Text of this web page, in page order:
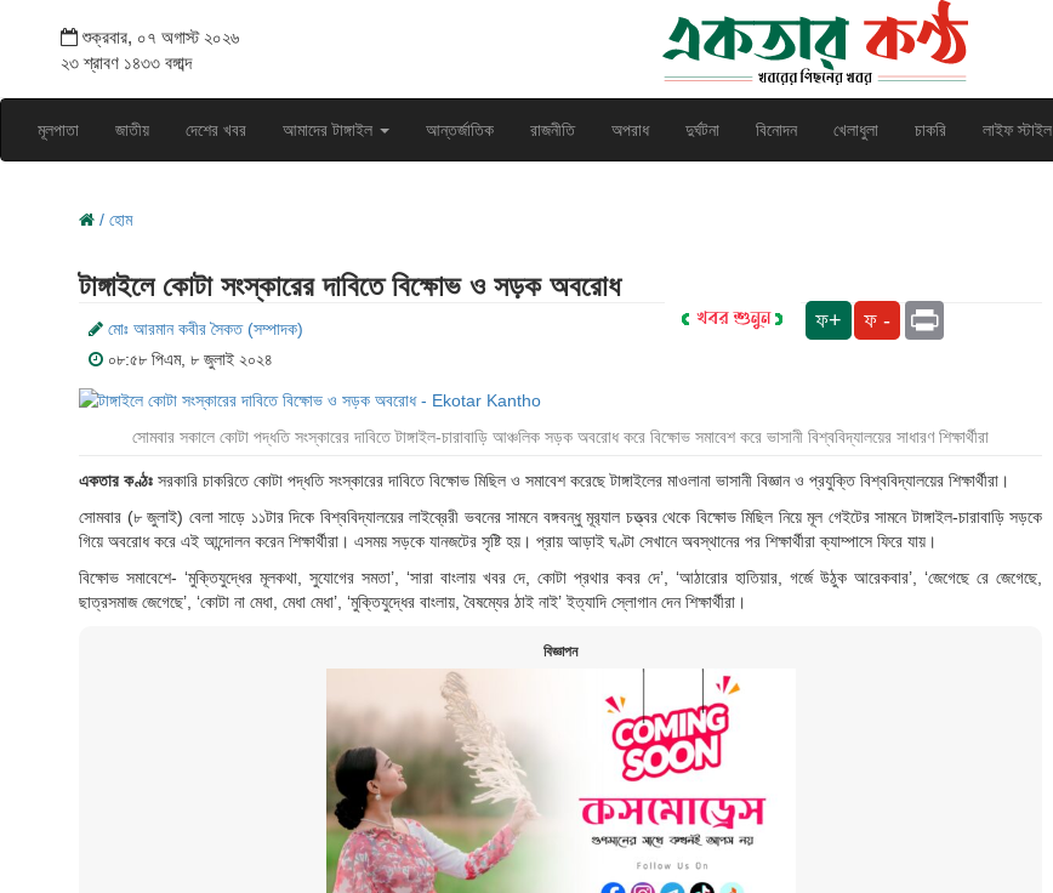
শুক্রবার, ০৭ অগাস্ট ২০২৬
২৩ শ্রাবণ ১৪৩৩ বঙ্গাব্দ
মূলপাতা জাতীয় দেশের খবর আমাদের টাঙ্গাইল আন্তর্জাতিক রাজনীতি অপরাধ দুর্ঘটনা বিনোদন খেলাধুলা চাকরি লাইফ স্টাইল
/ হোম
টাঙ্গাইলে কোটা সংস্কারের দাবিতে বিক্ষোভ ও সড়ক অবরোধ
মোঃ আরমান কবীর সৈকত (সম্পাদক)
০৮:৫৮ পিএম, ৮ জুলাই ২০২৪
ফ+ ফ - Print
সোমবার সকালে কোটা পদ্ধতি সংস্কারের দাবিতে টাঙ্গাইল-চারাবাড়ি আঞ্চলিক সড়ক অবরোধ করে বিক্ষোভ সমাবেশ করে ভাসানী বিশ্ববিদ্যালয়ের সাধারণ শিক্ষার্থীরা
একতার কণ্ঠঃ সরকারি চাকরিতে কোটা পদ্ধতি সংস্কারের দাবিতে বিক্ষোভ মিছিল ও সমাবেশ করেছে টাঙ্গাইলের মাওলানা ভাসানী বিজ্ঞান ও প্রযুক্তি বিশ্ববিদ্যালয়ের শিক্ষার্থীরা।
সোমবার (৮ জুলাই) বেলা সাড়ে ১১টার দিকে বিশ্ববিদ্যালয়ের লাইব্রেরী ভবনের সামনে বঙ্গবন্ধু মূর‌্যাল চত্ত্বর থেকে বিক্ষোভ মিছিল নিয়ে মূল গেইটের সামনে টাঙ্গাইল-চারাবাড়ি সড়কে
গিয়ে অবরোধ করে এই আন্দোলন করেন শিক্ষার্থীরা। এসময় সড়কে যানজটের সৃষ্টি হয়। প্রায় আড়াই ঘণ্টা সেখানে অবস্থানের পর শিক্ষার্থীরা ক্যাম্পাসে ফিরে যায়।
বিক্ষোভ সমাবেশে- ‘মুক্তিযুদ্ধের মূলকথা, সুযোগের সমতা’, ‘সারা বাংলায় খবর দে, কোটা প্রথার কবর দে’, ‘আঠারোর হাতিয়ার, গর্জে উঠুক আরেকবার’, ‘জেগেছে রে জেগেছে,
ছাত্রসমাজ জেগেছে’, ‘কোটা না মেধা, মেধা মেধা’, ‘মুক্তিযুদ্ধের বাংলায়, বৈষম্যের ঠাই নাই’ ইত্যাদি স্লোগান দেন শিক্ষার্থীরা।
বিজ্ঞাপন